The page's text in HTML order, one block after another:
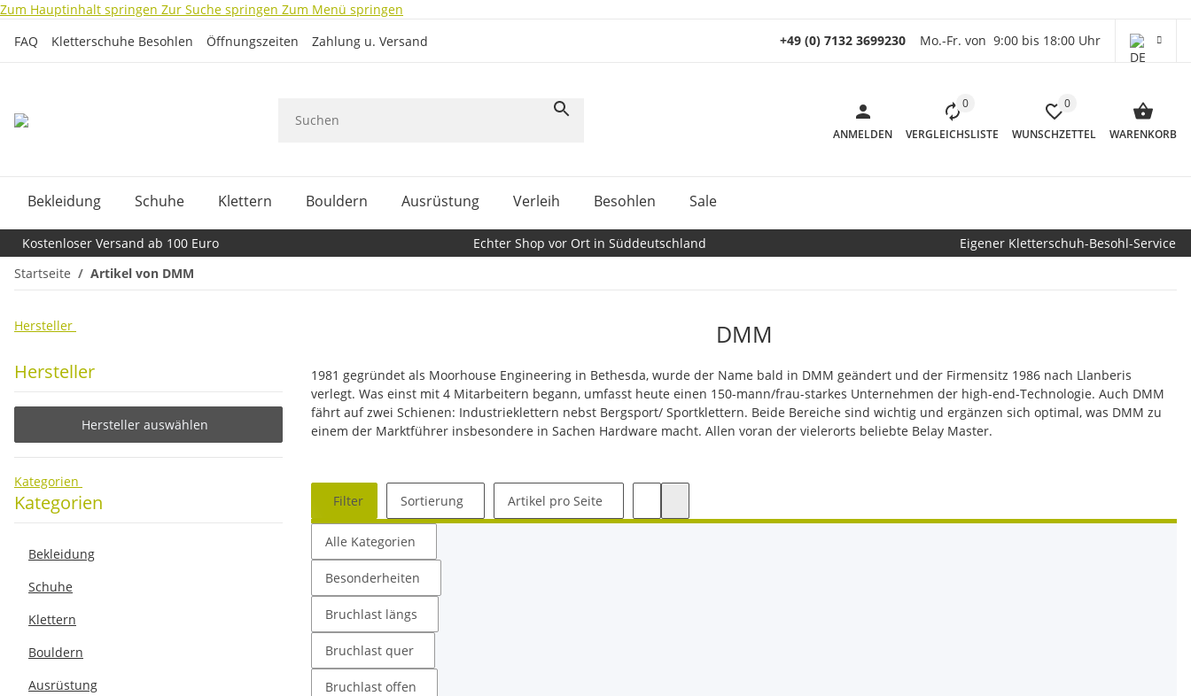
Zum Hauptinhalt springen Zur Suche springen Zum Menü springen
FAQ
Kletterschuhe Besohlen Öffnungszeiten Zahlung u. Versand +49 (0) 7132 3699230 Mo.-Fr. von 9:00 bis 18:00 Uhr
ANMELDEN
0
VERGLEICHSLISTE
0
WUNSCHZETTEL WARENKORB
Bekleidung Schuhe Klettern Bouldern Ausrüstung Verleih Besohlen Sale
Kostenloser Versand ab 100 Euro Echter Shop vor Ort in Süddeutschland
Eigener Kletterschuh-Besohl-Service
Startseite
Artikel von DMM
DMM
1981 gegründet als Moorhouse Engineering in Bethesda, wurde der Name bald in DMM geändert und der Firmensitz 1986 nach Llanberis
verlegt. Was einst mit 4 Mitarbeitern begann, umfasst heute einen 150-mann/frau-starkes Unternehmen der high-end-Technologie. Auch DMM
fährt auf zwei Schienen: Industrieklettern nebst Bergsport/ Sportklettern. Beide Bereiche sind wichtig und ergänzen sich optimal, was DMM zu
einem der Marktführer insbesondere in Sachen Hardware macht. Allen voran der vielerorts beliebte Belay Master.
Filter Sortierung Artikel pro Seite
Alle Kategorien
Besonderheiten
Bruchlast längs
Bruchlast quer
Bruchlast offen
Hersteller
Hersteller auswählen
Kategorien
Kategorien
Bekleidung
Schuhe
Klettern
Bouldern
Ausrüstung